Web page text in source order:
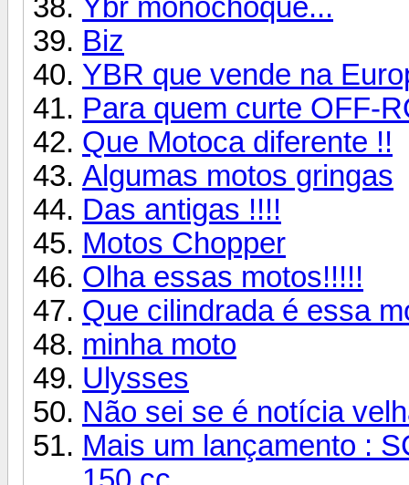
Ybr monochoque...
Biz
YBR que vende na
Para quem curte OFF-
Que Motoca diferente !!
Algumas motos gringas
Das antigas !!!!
Motos Chopper
Olha essas motos!!!!!
Que cilindrada é essa
minha moto
Ulysses
Não sei se é notícia
Mais um lançamento :